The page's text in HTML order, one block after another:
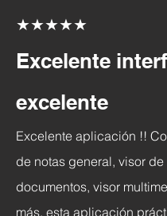
★★★★★
Excelente
excelente
Excelente aplicación !!
de notas general, visor de
documentos, visor
más, esta aplicación